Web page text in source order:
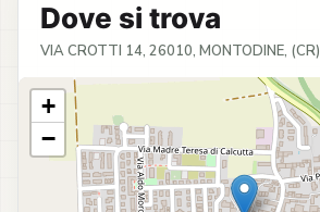
Dove si trova
VIA CROTTI 14, 26010, MONTODINE, (CR)
+
−